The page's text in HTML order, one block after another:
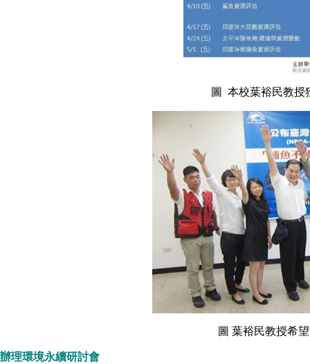
圖 本校葉裕民教授
圖 葉裕民教授希
辦理環境永續研討會